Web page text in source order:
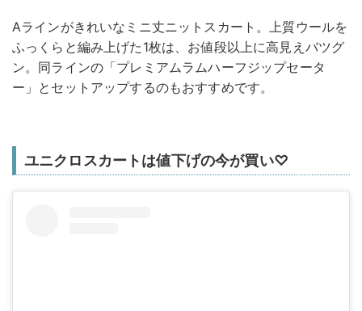
Aラインがきれいなミニ丈ニットスカート。上質ウールを
ふっくらと編み上げた1枚は、お値段以上に高見えバツグ
ン。同ラインの「プレミアムラムハーフジップセータ
ー」とセットアップするのもおすすめです。
ユニクロスカートは値下げの今が買い♡